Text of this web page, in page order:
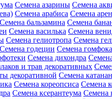
Семена азарины Семена
Семена арабиса Семена
Семена бальзамина Семена
Семена василька Семена
Семена гелиотропа Семена
Семена годеции Семена
Семена дихондра
и трав декоративных
декоративной Семена
Семена кореопсиса Семена
Семена ксерантеума Семена